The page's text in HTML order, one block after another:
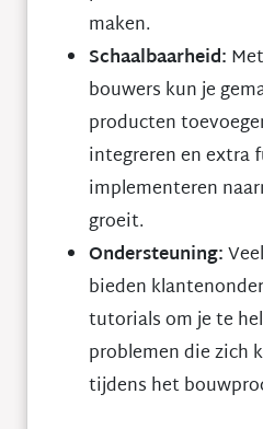
maken.
Schaalbaarheid:
bouwers kun je
producten
integreren en extra
implementeren
groeit.
Ondersteuning:
bieden
tutorials om je te
problemen die zich
tijdens het